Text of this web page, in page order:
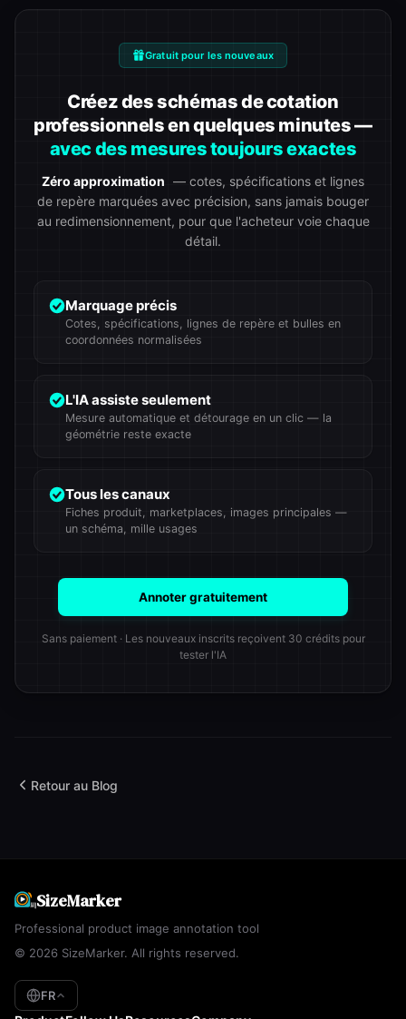
Gratuit pour les nouveaux
Créez des schémas de cotation
professionnels en quelques minutes —
avec des mesures toujours exactes
Zéro approximation — cotes, spécifications et lignes
de repère marquées avec précision, sans jamais bouger
au redimensionnement, pour que l'acheteur voie chaque
détail.
Marquage précis
Cotes, spécifications, lignes de repère et bulles en
coordonnées normalisées
L'IA assiste seulement
Mesure automatique et détourage en un clic — la
géométrie reste exacte
Tous les canaux
Fiches produit, marketplaces, images principales —
un schéma, mille usages
Annoter gratuitement
Sans paiement · Les nouveaux inscrits reçoivent 30 crédits pour
tester l'IA
Retour au Blog
SizeMarker
Professional product image annotation tool
© 2026 SizeMarker. All rights reserved.
FR